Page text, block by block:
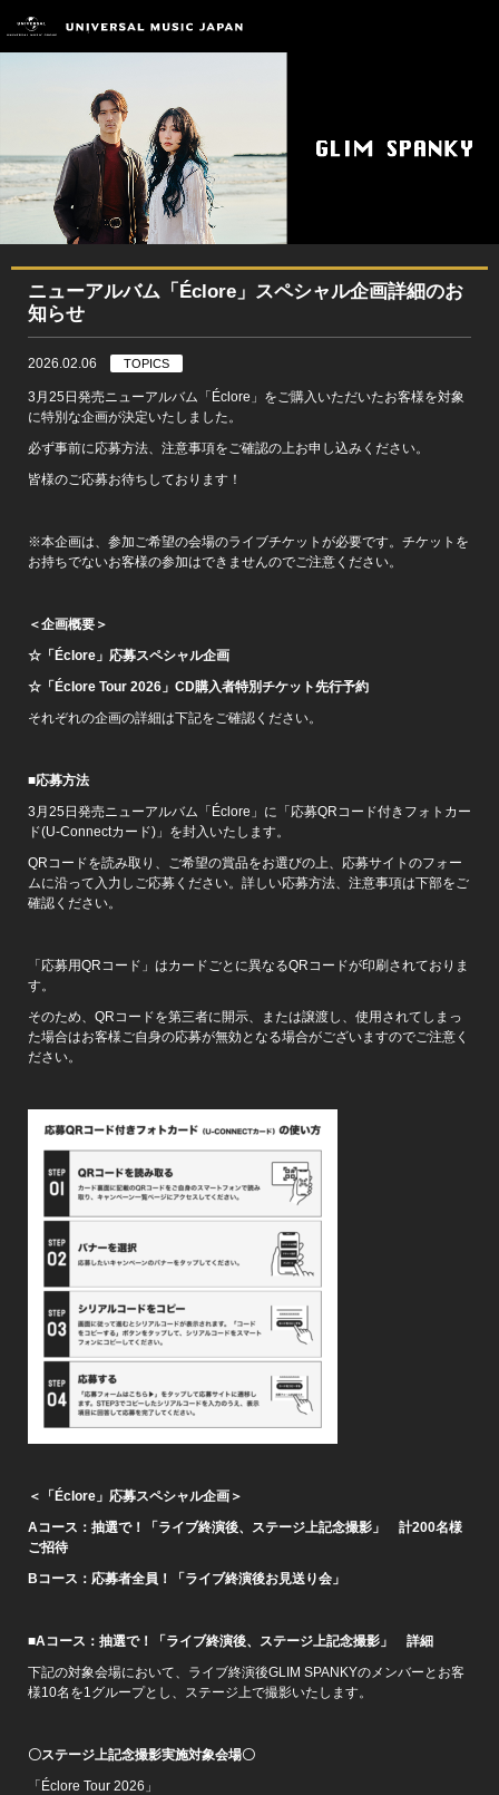
ニューアルバム「Éclore」スペシャル企画詳細のお
知らせ
2026.02.06 TOPICS
3月25日発売ニューアルバム「Éclore」をご購入いただいたお客様を対象
に特別な企画が決定いたしました。
必ず事前に応募方法、注意事項をご確認の上お申し込みください。
皆様のご応募お待ちしております！
※本企画は、参加ご希望の会場のライブチケットが必要です。チケットを
お持ちでないお客様の参加はできませんのでご注意ください。
＜企画概要＞
☆「Éclore」応募スペシャル企画
☆「Éclore Tour 2026」CD購入者特別チケット先行予約
それぞれの企画の詳細は下記をご確認ください。
■応募方法
3月25日発売ニューアルバム「Éclore」に「応募QRコード付きフォトカー
ド(U-Connectカード)」を封入いたします。
QRコードを読み取り、ご希望の賞品をお選びの上、応募サイトのフォー
ムに沿って入力しご応募ください。詳しい応募方法、注意事項は下部をご
確認ください。
「応募用QRコード」はカードごとに異なるQRコードが印刷されておりま
す。
そのため、QRコードを第三者に開示、または譲渡し、使用されてしまっ
た場合はお客様ご自身の応募が無効となる場合がございますのでご注意く
ださい。
＜「Éclore」応募スペシャル企画＞
A コース：抽選で！「ライブ終演後、ステージ上記念撮影」 計200名様
ご招待
B コース：応募者全員！「ライブ終演後お見送り会」
■Aコース：抽選で！「ライブ終演後、ステージ上記念撮影」 詳細
下記の対象会場において、ライブ終演後GLIM SPANKYのメンバーとお客
様10名を1グループとし、ステージ上で撮影いたします。
〇ステージ上記念撮影実施対象会場〇
「Éclore Tour 2026」